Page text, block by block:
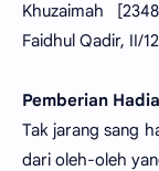
Khuzaimah
Faidhul Qadir, II/
Pemberian
Tak jarang sang
dari oleh-oleh